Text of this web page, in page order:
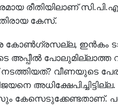
രീതിയിലാണ്
കേസ്.
കോണ്‍ഗ്രസല്ല, ഇന്‍കം
പോലുമില്ലാത്ത
നടത്തിയത്? വീണയുടെ
കേസെടുക്കേണ്ടതാണ്.